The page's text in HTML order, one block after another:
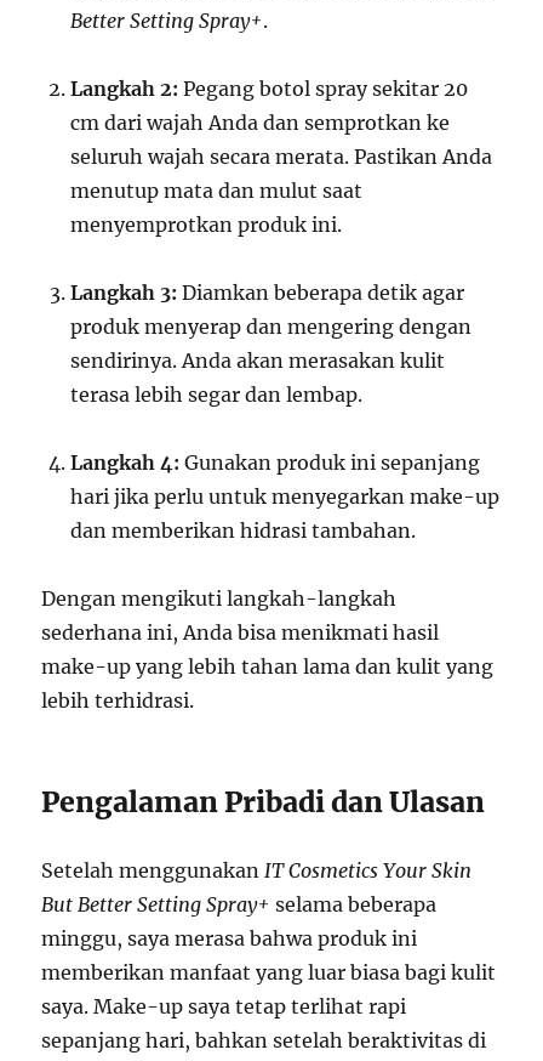
Better Setting Spray+.
Langkah 2: Pegang botol spray sekitar 20
cm dari wajah Anda dan semprotkan ke
seluruh wajah secara merata. Pastikan Anda
menutup mata dan mulut saat
menyemprotkan produk ini.
Langkah 3: Diamkan beberapa detik agar
produk menyerap dan mengering dengan
sendirinya. Anda akan merasakan kulit
terasa lebih segar dan lembap.
Langkah 4: Gunakan produk ini sepanjang
hari jika perlu untuk menyegarkan make-up
dan memberikan hidrasi tambahan.
Dengan mengikuti langkah-langkah
sederhana ini, Anda bisa menikmati hasil
make-up yang lebih tahan lama dan kulit yang
lebih terhidrasi.
Pengalaman Pribadi dan Ulasan
Setelah menggunakan IT Cosmetics Your Skin
But Better Setting Spray+ selama beberapa
minggu, saya merasa bahwa produk ini
memberikan manfaat yang luar biasa bagi kulit
saya. Make-up saya tetap terlihat rapi
sepanjang hari, bahkan setelah beraktivitas di